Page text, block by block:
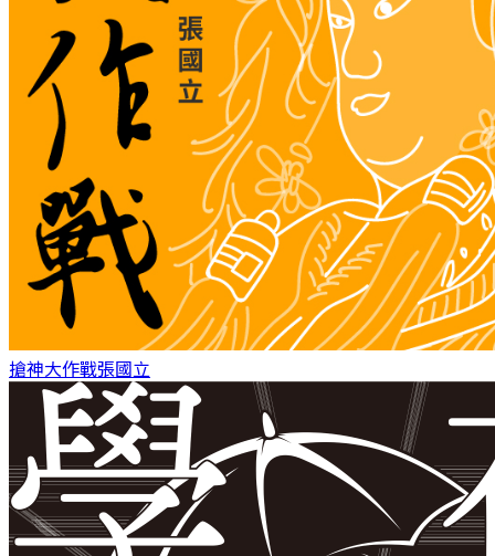
搶神大作戰張國立